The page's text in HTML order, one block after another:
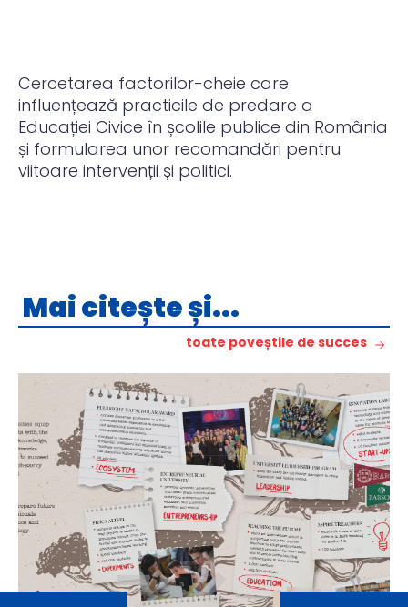
Cercetarea factorilor-cheie care
influențează practicile de predare a
Educației Civice în școlile publice din România
și formularea unor recomandări pentru
viitoare intervenții și politici.
Mai citește și...
toate poveștile de succes